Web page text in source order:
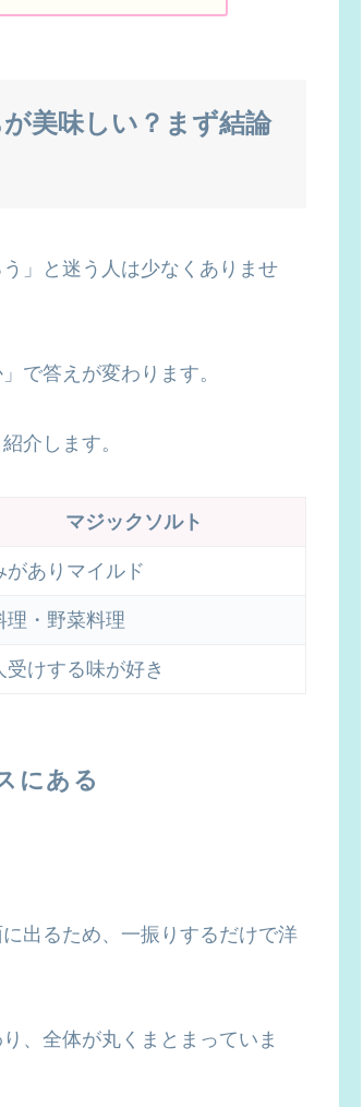
美味しい？まず結論
」と迷う人は少なくありませ
で答えが変わります。
介します。
マジックソルト
がありマイルド
理・野菜料理
受けする味が好き
にある
出るため、一振りするだけで洋
、全体が丸くまとまっていま